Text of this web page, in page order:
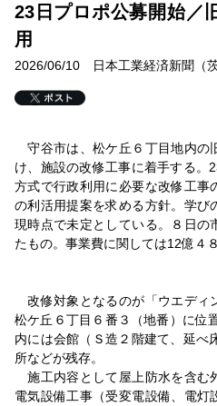
23日プロポ公募開始／
用
2026/06/10 日本工業経済新聞（茨
守谷市は、松ケ丘６丁目地内の
け、施設の改修工事に着手する。
方式で行政利用に必要な改修工事
の利活用提案を求める方針。学び
現時点で未定としている。８日の
たもの。事業費に関しては12億４
改修対象となるのが「ウエディ
松ケ丘６丁目６番３（地番）に位
内には会館（Ｓ造２階建て、延べ
所などが残存。
施工内容として屋上防水を含む
電気設備工事（受変電設備、電灯